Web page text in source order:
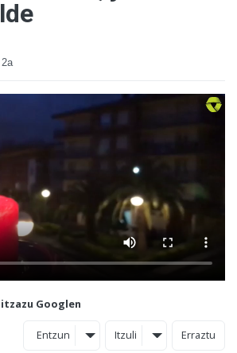
Googlen
Entzun Itzuli Erraztu